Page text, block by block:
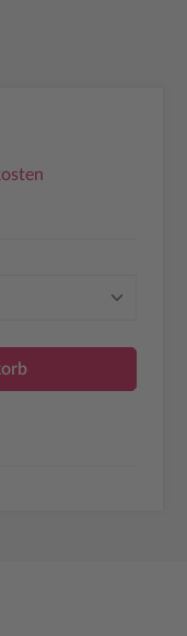
gewünschten